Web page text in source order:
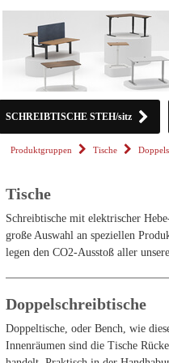
SCHREIBTISCHE STEH/sitz
Produktgruppen Tische
Tische
Schreibtische mit elektrischer
große Auswahl an speziellen
legen den CO2-Ausstoß aller
Doppelschreibtische
Doppeltische, oder Bench, wie
Innenräumen sind die Tische